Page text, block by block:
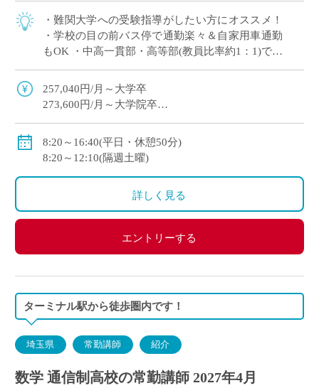
・難関大学への受験指導がしたい方にオススメ！
・学校の目の前バス停で通勤楽々＆自家用車通勤
もOK ・中高一貫部・高等部(教員比率約1：1)でス
にした指導を展開
257,040円/月～大学卒
273,600円/月～大学院卒
・各種手当：住宅・講習・入試手当等
初年度：3.69カ月(6月：0.69カ月、12月：3カ月)
2年目以降：5.3カ月(6月：2.3カ月、12月：3.0カ月 )※
・昇給あり
・交通費別途支給
8:20～16:40(平日・休憩50分)
8:20～12:10(隔週土曜)
詳しく見る
エントリーする
ターミナル駅から徒歩圏内です！
埼玉県 常勤講師 紹介
数学 通信制高校の常勤講師 2027年4月